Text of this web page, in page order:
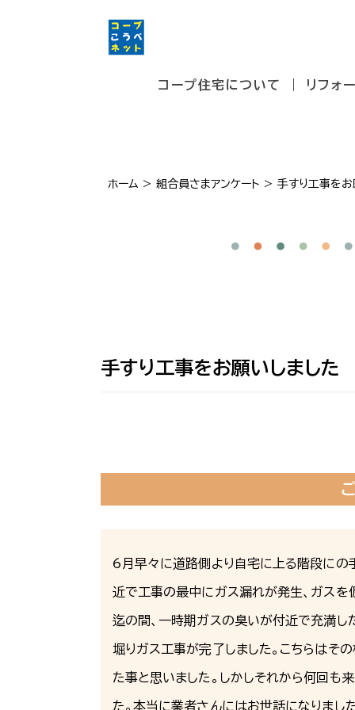
コープ住宅について リフォ
ホーム > 組合員さまアンケート > 手すり工事をお
手すり工事をお願いしました
6月早々に道路側より自宅に上る階段にの
近で工事の最中にガス漏れが発生、ガスを
迄の間、一時期ガスの臭いが付近で充満
堀りガス工事が完了しました。こちらはそ
た事と思いました。しかしそれから何回も
た。本当に業者さんにはお世話になりまし